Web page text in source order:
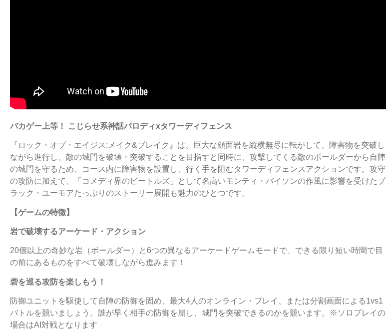
バカゲー上等！ こじらせ系神話パロディxタワーディフェンス
『ロック・オブ・エイジス:メイク&ブレイク』は、巨大な顔面岩を縦横無尽に転がして、障害物を突破し
ながら進行し、敵の城門を破壊・突破することを目指すと同時に、攻撃してくる敵のボールダーから自陣
の城門を守るため、コース内に障害物を設置し、行く手を阻むタワーディフェンスアクションです。攻守
の攻防に加えて、「コメディ界のビートルズ」として名高いモンティ・パイソンの作風に影響を受けたブ
ラック・ユーモアたっぷりのストーリー展開も魅力のひとつです。
【ゲームの特徴】
岩で破壊するアーケード・アクション
20個以上の奇妙な岩（ボールダー）と6つの異なるアーケードゲームモードで、できる限り短い時間で目
の前にあるものをすべて破壊しながら進みます！
砦を巡る攻防を楽しもう！
防御ユニットを駆使して自陣の防御を固め、最大4人のオンライン・プレイ、または分割画面による1vs1
バトルを競いましょう。誰が早く相手の防御を崩し、城門を突破できるのかを競います。※ソロプレイの
場合はAI対戦となります